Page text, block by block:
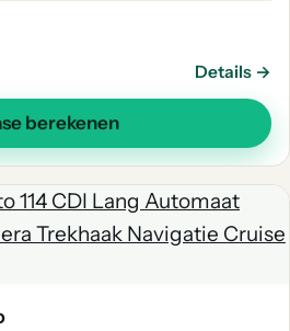
Details →
berekenen